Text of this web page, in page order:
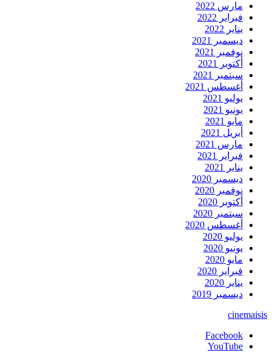
مارس 2022
فبراير 2022
يناير 2022
ديسمبر 2021
نوفمبر 2021
أكتوبر 2021
سبتمبر 2021
أغسطس 2021
يوليو 2021
يونيو 2021
مايو 2021
أبريل 2021
مارس 2021
فبراير 2021
يناير 2021
ديسمبر 2020
نوفمبر 2020
أكتوبر 2020
سبتمبر 2020
أغسطس 2020
يوليو 2020
يونيو 2020
مايو 2020
فبراير 2020
يناير 2020
ديسمبر 2019
cinemaisis
Facebook
YouTube